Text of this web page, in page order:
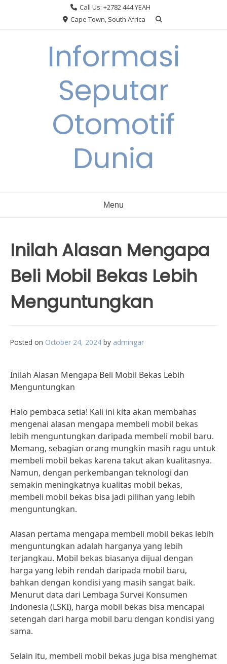
Call Us: +2782 444 YEAH
Cape Town, South Africa
Informasi
Seputar
Otomotif
Dunia
Menu
Inilah Alasan Mengapa
Beli Mobil Bekas Lebih
Menguntungkan
Posted on October 24, 2024 by admingar
Inilah Alasan Mengapa Beli Mobil Bekas Lebih
Menguntungkan
Halo pembaca setia! Kali ini kita akan membahas
mengenai alasan mengapa membeli mobil bekas
lebih menguntungkan daripada membeli mobil baru.
Memang, sebagian orang mungkin masih ragu untuk
membeli mobil bekas karena takut akan kualitasnya.
Namun, dengan perkembangan teknologi dan
semakin meningkatnya kualitas mobil bekas,
membeli mobil bekas bisa jadi pilihan yang lebih
menguntungkan.
Alasan pertama mengapa membeli mobil bekas lebih
menguntungkan adalah harganya yang lebih
terjangkau. Mobil bekas biasanya dijual dengan
harga yang lebih rendah daripada mobil baru,
bahkan dengan kondisi yang masih sangat baik.
Menurut data dari Lembaga Survei Konsumen
Indonesia (LSKI), harga mobil bekas bisa mencapai
setengah dari harga mobil baru dengan kondisi yang
sama.
Selain itu, membeli mobil bekas juga bisa menghemat